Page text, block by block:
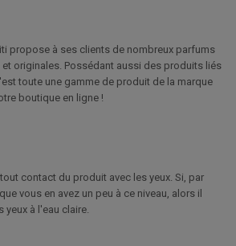
propose à ses clients de nombreux parfums
originales. Possédant aussi des produits liés
toute une gamme de produit de la marque
boutique en ligne !
contact du produit avec les yeux. Si, par
vous en avez un peu à ce niveau, alors il
à l'eau claire.